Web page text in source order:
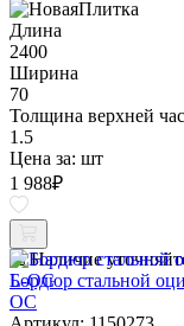
Длина
2400
Ширина
70
Толщина верхней
1.5
Цена за: шт
1 988₽
Наличие
Бордюр стальной
ОС